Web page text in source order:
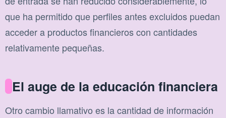
que ha permitido que perfiles antes excluidos puedan
acceder a productos financieros con cantidades
relativamente pequeñas.
El auge de la educación financiera
Otro cambio llamativo es la cantidad de información